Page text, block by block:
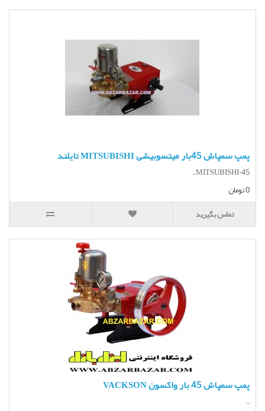
پمپ سمپاش 45بار میتسوبیشی MITSUBISHI تایلند
MITSUBISHI-45..
0 تومان
تماس بگیرید
پمپ سمپاش 45 بار واکسون VACKSON
..